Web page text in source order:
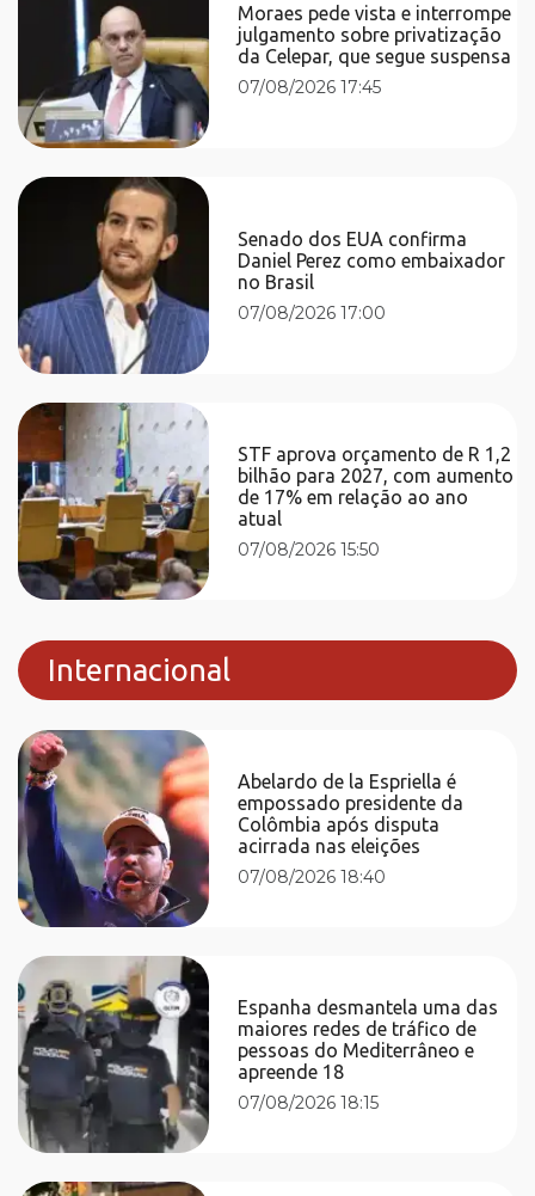
Moraes pede vista e interrompe
julgamento sobre privatização
da Celepar, que segue suspensa
07/08/2026 17:45
Senado dos EUA confirma
Daniel Perez como embaixador
no Brasil
07/08/2026 17:00
STF aprova orçamento de R 1,2
bilhão para 2027, com aumento
de 17% em relação ao ano
atual
07/08/2026 15:50
Internacional
Abelardo de la Espriella é
empossado presidente da
Colômbia após disputa
acirrada nas eleições
07/08/2026 18:40
Espanha desmantela uma das
maiores redes de tráfico de
pessoas do Mediterrâneo e
apreende 18
07/08/2026 18:15